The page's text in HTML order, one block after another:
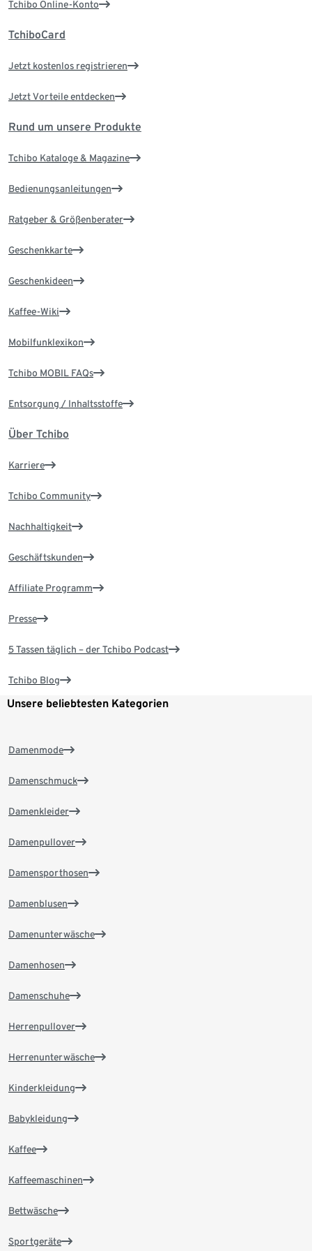
Tchibo Online-Konto
TchiboCard
Jetzt kostenlos registrieren
Jetzt Vorteile entdecken
Rund um unsere Produkte
Tchibo Kataloge & Magazine
Bedienungsanleitungen
Ratgeber & Größenberater
Geschenkkarte
Geschenkideen
Kaffee-Wiki
Mobilfunklexikon
Tchibo MOBIL FAQs
Entsorgung / Inhaltsstoffe
Über Tchibo
Karriere
Tchibo Community
Nachhaltigkeit
Geschäftskunden
Affiliate Programm
Presse
5 Tassen täglich – der Tchibo Podcast
Tchibo Blog
Unsere beliebtesten Kategorien
Damenmode
Damenschmuck
Damenkleider
Damenpullover
Damensporthosen
Damenblusen
Damenunterwäsche
Damenhosen
Damenschuhe
Herrenpullover
Herrenunterwäsche
Kinderkleidung
Babykleidung
Kaffee
Kaffeemaschinen
Bettwäsche
Sportgeräte